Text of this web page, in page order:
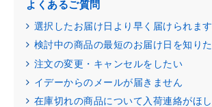
よくあるご質問
選択したお届け日より早く届けられま
検討中の商品の最短のお届け日を知り
注文の変更・キャンセルをしたい
イデーからのメールが届きません
在庫切れの商品について入荷連絡がほ